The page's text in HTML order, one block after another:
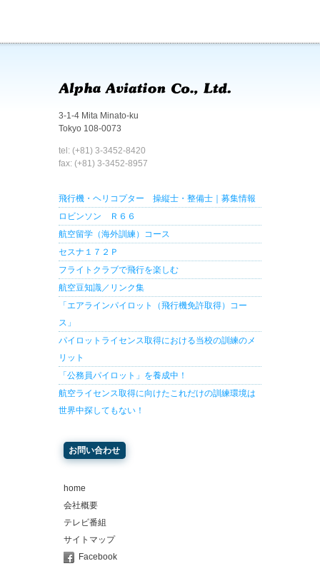
3-1-4 Mita Minato-ku
Tokyo 108-0073
tel: (+81) 3-3452-8420
fax: (+81) 3-3452-8957
飛行機・ヘリコプター 操縦士・整備士｜募集情報
ロビンソン Ｒ６６
航空留学（海外訓練）コース
セスナ１７２Ｐ
フライトクラブで飛行を楽しむ
航空豆知識／リンク集
「エアラインパイロット（飛行機免許取得）コー
ス」
パイロットライセンス取得における当校の訓練のメ
リット
「公務員パイロット」を養成中！
航空ライセンス取得に向けたこれだけの訓練環境は
世界中探してもない！
お問い合わせ
home
会社概要
テレビ番組
サイトマップ
Facebook